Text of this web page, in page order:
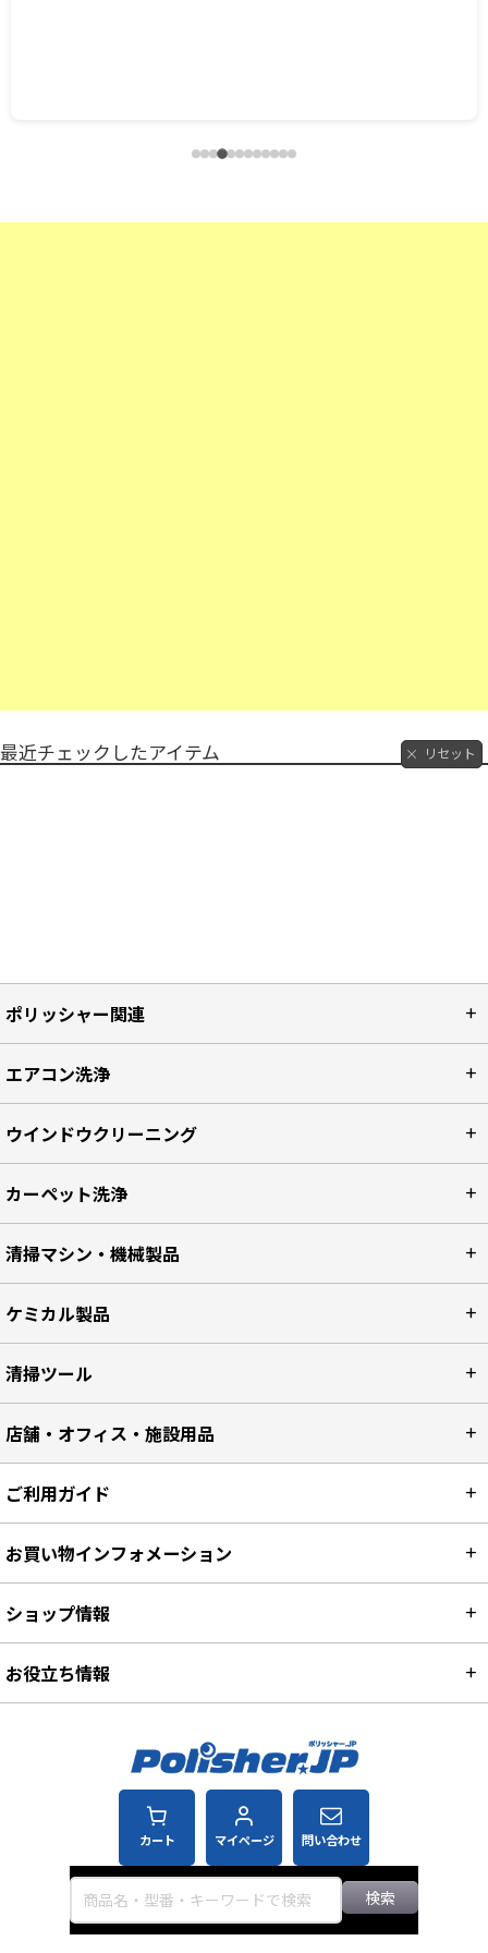
最近チェックしたアイテム リセット
ポリッシャー関連
エアコン洗浄
ウインドウクリーニング
カーペット洗浄
清掃マシン・機械製品
ケミカル製品
清掃ツール
店舗・オフィス・施設用品
カート マイページ 問い合わせ
検索
ご利用ガイド
お買い物インフォメーション
ショップ情報
お役立ち情報